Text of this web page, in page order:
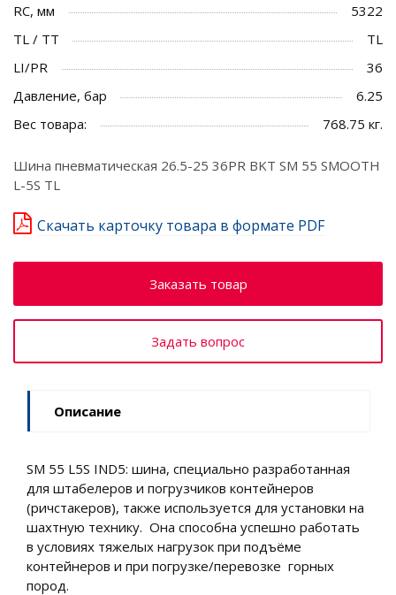
RC, мм
5322
TL / TT
TL
LI/PR
36
Давление, бар
6.25
Вес товара:
768.75 кг.
Шина пневматическая 26.5-25 36PR BKT SM 55 SMOOTH
L-5S TL
Скачать карточку товара в формате PDF
Заказать товар
Задать вопрос
Описание
SM 55 L5S IND5: шина, специально разработанная
для штабелеров и погрузчиков контейнеров
(ричстакеров), также используется для установки на
шахтную технику. Она способна успешно работать
в условиях тяжелых нагрузок при подъёме
контейнеров и при погрузке/перевозке горных
пород.